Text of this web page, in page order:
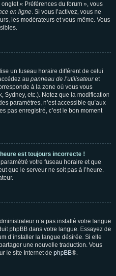
« Préférences du forum », vous
en ligne. Si vous l’activez, vous ne
les modérateurs et vous-même. Vous
un fuseau horaire différent de celui
au panneau de l’utilisateuret
à la zone où vous vous
Sydney, etc.). Notez que la modification
paramètres, n’est accessible qu’aux
pas enregistré, c’est le bon moment
est toujours incorrecte !
votre fuseau horaire et que
que le serveur ne soit pas à l’heure.
n’a pas installé votre langue
phpBB dans votre langue. Essayez de
d’installer la langue désirée. Si elle
une nouvelle traduction. Vous
le site Internet de phpBB®.